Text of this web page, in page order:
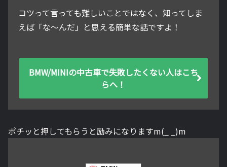
コツって言っても難しいことではなく、知ってしま
えば「な～んだ」と思える簡単な話ですよ！
BMW/MINIの中古車で失敗したくない人はこち
らへ！
ポチッと押してもらうと励みになりますm(_ _)m